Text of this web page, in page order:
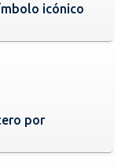
icónico
por